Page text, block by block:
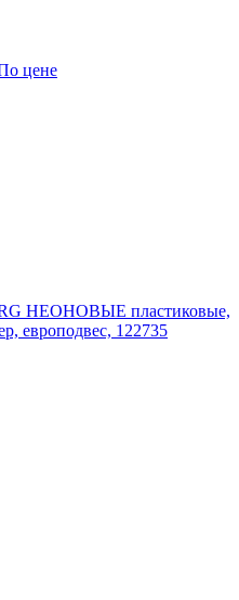
цене
НЕОНОВЫЕ пластиковые,
европодвес, 122735